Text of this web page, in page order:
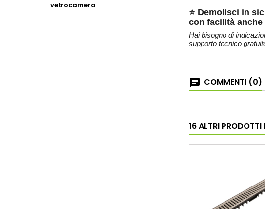
vetrocamera
⭐ Demolisci in
con facilità
Hai bisogno di
supporto tecnico
COMMENTI (0)
16 ALTRI PRODOTTI